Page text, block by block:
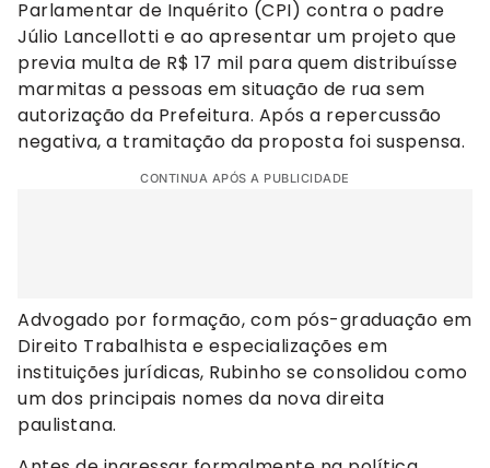
Parlamentar de Inquérito (CPI) contra o padre
Júlio Lancellotti e ao apresentar um projeto que
previa multa de R$ 17 mil para quem distribuísse
marmitas a pessoas em situação de rua sem
autorização da Prefeitura. Após a repercussão
negativa, a tramitação da proposta foi suspensa.
CONTINUA APÓS A PUBLICIDADE
Advogado por formação, com pós-graduação em
Direito Trabalhista e especializações em
instituições jurídicas, Rubinho se consolidou como
um dos principais nomes da nova direita
paulistana.